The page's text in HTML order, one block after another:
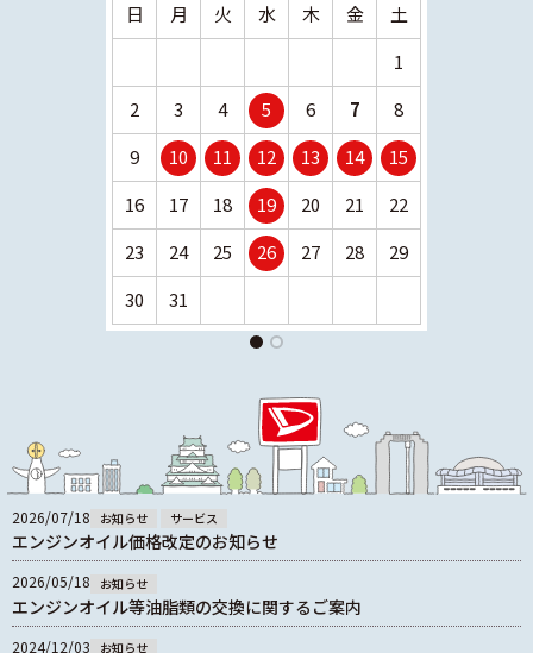
日 月 火 水 木 金
土
1
2
3 4 5 6 7
8
9
10 11 12 13 14
15
16
17 18 19 20 21
22
23
24 25 26 27 28
29
30
31
2026/07/18 お知らせ サービス
エンジンオイル価格改定のお知らせ
2026/05/18 お知らせ
エンジンオイル等油脂類の交換に関するご案内
2024/12/03 お知らせ